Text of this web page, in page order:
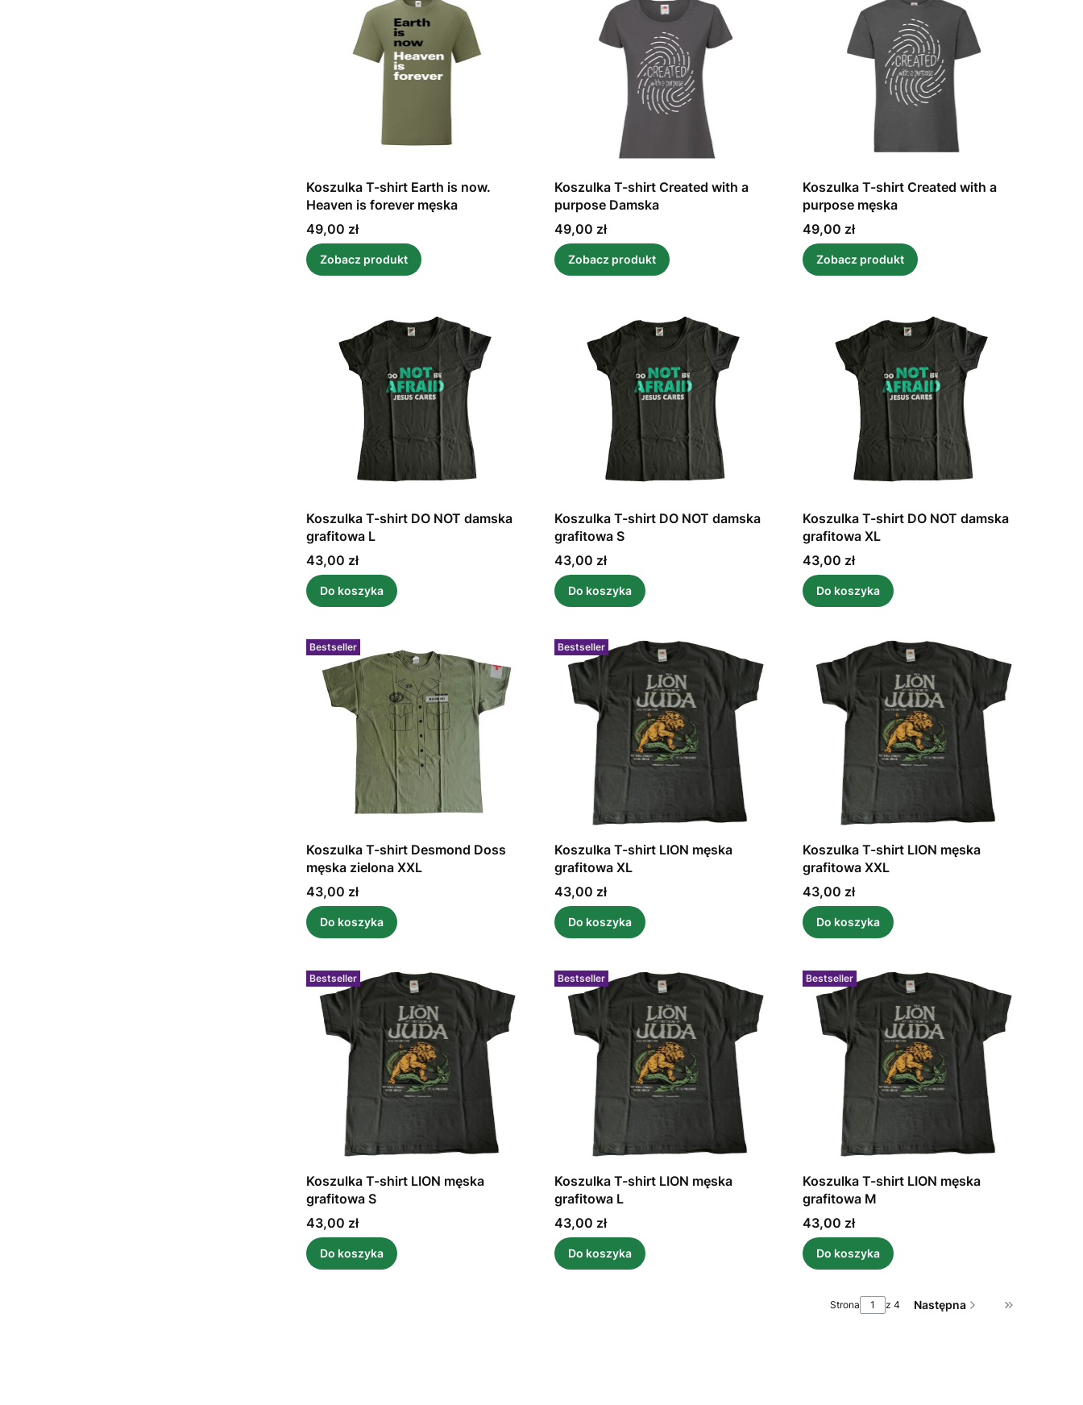
Koszulka T-shirt Earth is now.
Heaven is forever męska
Cena
49,00 zł
Zobacz produkt
Koszulka T-shirt Created with a
purpose Damska
Cena
49,00 zł
Zobacz produkt
Koszulka T-shirt Created with a
purpose męska
Cena
49,00 zł
Zobacz produkt
Koszulka T-shirt DO NOT damska
grafitowa L
Cena
43,00 zł
Do koszyka
Koszulka T-shirt DO NOT damska
grafitowa S
Cena
43,00 zł
Do koszyka
Koszulka T-shirt DO NOT damska
grafitowa XL
Cena
43,00 zł
Do koszyka
Bestseller
Koszulka T-shirt Desmond Doss
męska zielona XXL
Cena
43,00 zł
Do koszyka
Bestseller
Koszulka T-shirt LION męska
grafitowa XL
Cena
43,00 zł
Do koszyka
Koszulka T-shirt LION męska
grafitowa XXL
Cena
43,00 zł
Do koszyka
Bestseller
Koszulka T-shirt LION męska
grafitowa S
Cena
43,00 zł
Do koszyka
Bestseller
Koszulka T-shirt LION męska
grafitowa L
Cena
43,00 zł
Do koszyka
Bestseller
Koszulka T-shirt LION męska
grafitowa M
Cena
43,00 zł
Do koszyka
Strona z 4 Następna Przejdź do